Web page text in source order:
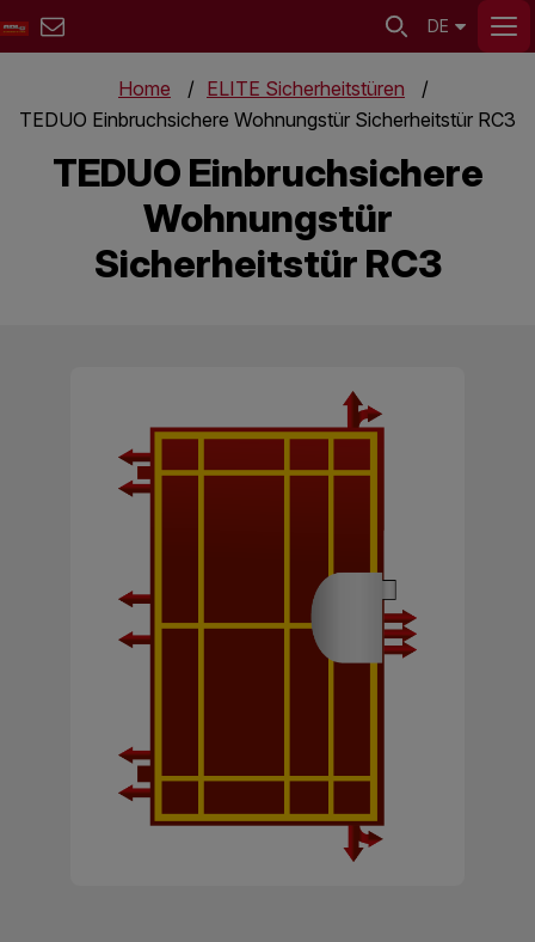
DE
Home
ELITE Sicherheitstüren
TEDUO Einbruchsichere Wohnungstür Sicherheitstür RC3
TEDUO Einbruchsichere
Wohnungstür
Sicherheitstür RC3